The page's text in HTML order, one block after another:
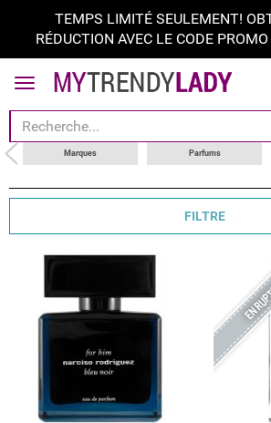
TEMPS LIMITÉ SEULEMENT!
RÉDUCTION AVEC LE CODE
Marques Parfums
trier par
catégorie
marques
FILTRE
EN